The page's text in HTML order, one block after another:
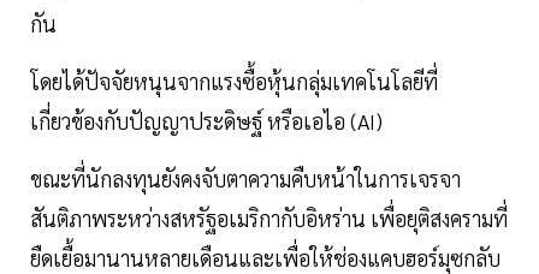
กัน
โดยได้ปัจจัยหนุนจากแรงซื้อหุ้นกลุ่มเทคโนโลยีที่
เกี่ยวข้องกับปัญญาประดิษฐ์ หรือเอไอ (AI)
ขณะที่นักลงทุนยังคงจับตาความคืบหน้าในการเจรจา
สันติภาพระหว่างสหรัฐอเมริกากับอิหร่าน เพื่อยุติสงครามที่
ยืดเยื้อมานานหลายเดือนและเพื่อให้ช่องแคบฮอร์มุซกลับ